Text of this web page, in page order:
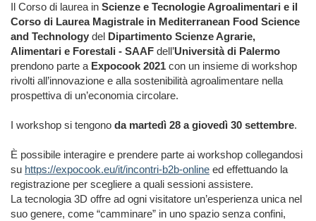
Il Corso di laurea in Scienze e Tecnologie Agroalimentari e il
Corso di Laurea Magistrale in Mediterranean Food Science
and Technology del Dipartimento Scienze Agrarie,
Alimentari e Forestali - SAAF dell’Università di Palermo
prendono parte a Expocook 2021 con un insieme di workshop
rivolti all’innovazione e alla sostenibilità agroalimentare nella
prospettiva di un’economia circolare.
I workshop si tengono da martedì 28 a giovedì 30 settembre.
È possibile interagire e prendere parte ai workshop collegandosi
su https://expocook.eu/it/incontri-b2b-online ed effettuando la
registrazione per scegliere a quali sessioni assistere.
La tecnologia 3D offre ad ogni visitatore un’esperienza unica nel
suo genere, come “camminare” in uno spazio senza confini,